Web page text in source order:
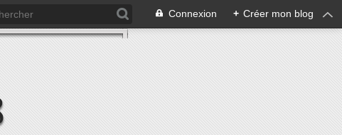
Connexion + Créer mon blog